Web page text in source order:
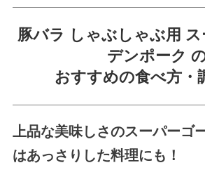
豚バラ しゃぶしゃぶ用
デンポーク
おすすめの食べ方・
上品な美味しさのスーパーゴ
はあっさりした料理にも！